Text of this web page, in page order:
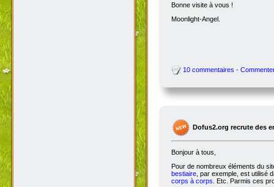
Bonne visite à vous !
Moonlight-Angel.
10 commentaires -
Dofus2.org recrute des
Bonjour à tous,
Pour de nombreux éléments du
bestiaire, par exemple, est utilisé
corps à corps. Etc. Parmis ces